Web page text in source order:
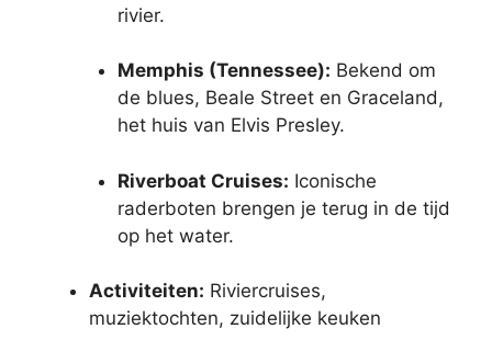
rivier.
Memphis (Tennessee): Bekend om
de blues, Beale Street en Graceland,
het huis van Elvis Presley.
Riverboat Cruises: Iconische
raderboten brengen je terug in de tijd
op het water.
Activiteiten: Riviercruises,
muziektochten, zuidelijke keuken